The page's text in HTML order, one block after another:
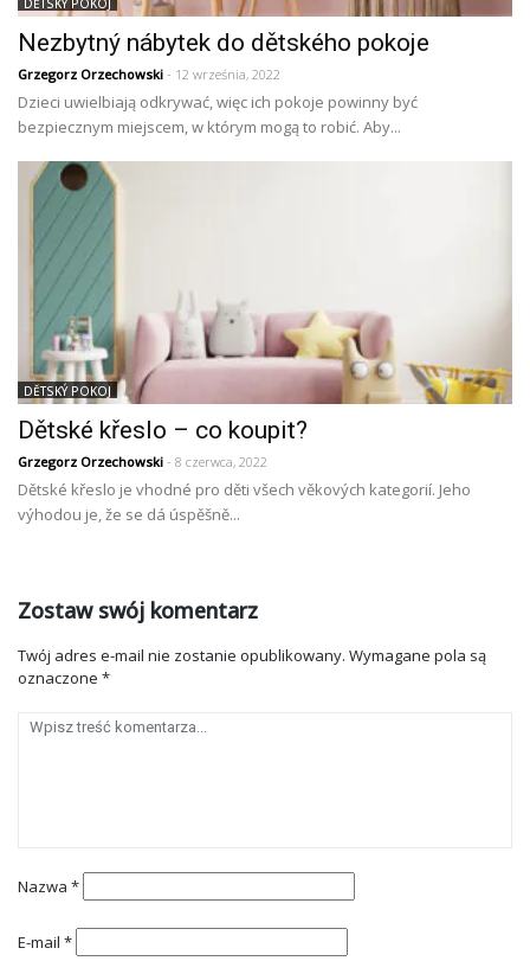
Nezbytný nábytek do dětského pokoje
Grzegorz Orzechowski - 12 września, 2022
Dzieci uwielbiają odkrywać, więc ich pokoje powinny być
bezpiecznym miejscem, w którym mogą to robić. Aby...
DĚTSKÝ POKOJ
Dětské křeslo – co koupit?
Grzegorz Orzechowski - 8 czerwca, 2022
Dětské křeslo je vhodné pro děti všech věkových kategorií. Jeho
výhodou je, že se dá úspěšně...
Zostaw swój komentarz
Twój adres e-mail nie zostanie opublikowany. Wymagane pola są
oznaczone *
Nazwa *
E-mail *